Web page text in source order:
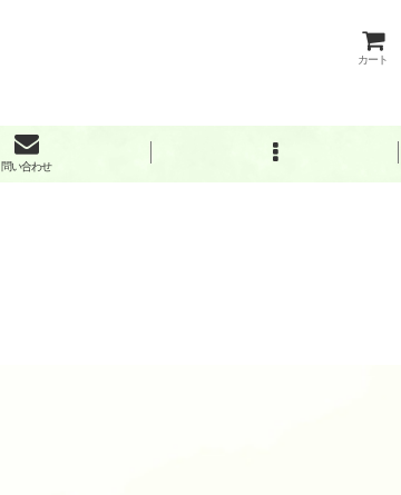
カート
問い合わせ